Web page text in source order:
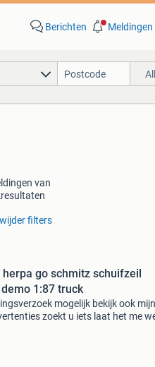
Berichten Meldingen
van
filters
herpa go schmitz schuifzeil
1:87 truck
mogelijk bekijk ook mijn
zoekt u iets laat het me